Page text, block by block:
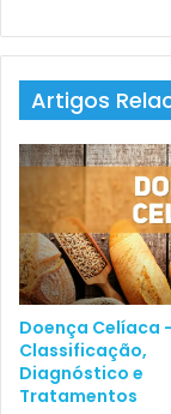
Cadastre-se
Clique
Artigos
Doença Celíaca
Classificação,
Diagnóstico e
Tratamentos